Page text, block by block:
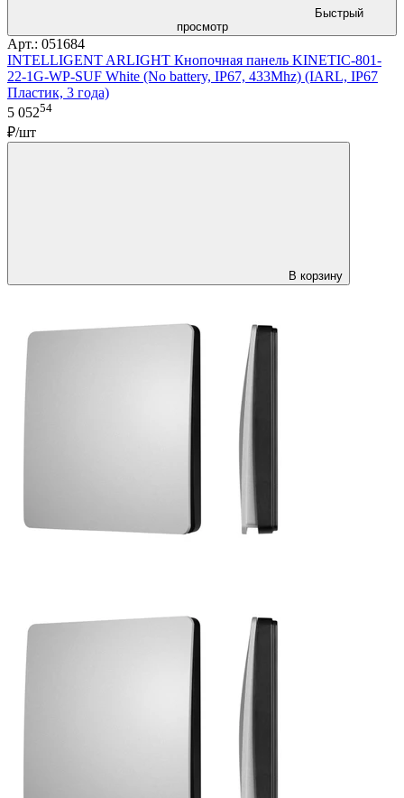
Быстрый
просмотр
Арт.: 051684
INTELLIGENT ARLIGHT Кнопочная панель KINETIC-801-
22-1G-WP-SUF White (No battery, IP67, 433Mhz) (IARL, IP67
Пластик, 3 года)
5 05254
₽/шт
В корзину